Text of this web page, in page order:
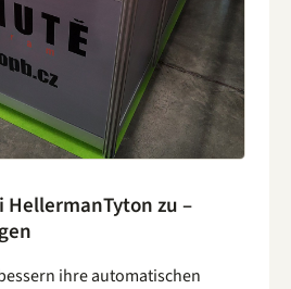
HellermanTyton zu –
ihre automatischen